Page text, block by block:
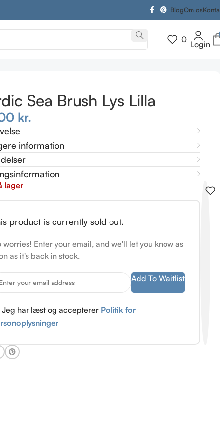
BlogOm os
0 Login
Sea Brush Lys Lilla
kr.
information
lager
product is currently sold out.
worries! Enter your email, and we'll let you know as
as it's back in stock.
Add To Waitlist
Jeg har læst og accepterer Politik for